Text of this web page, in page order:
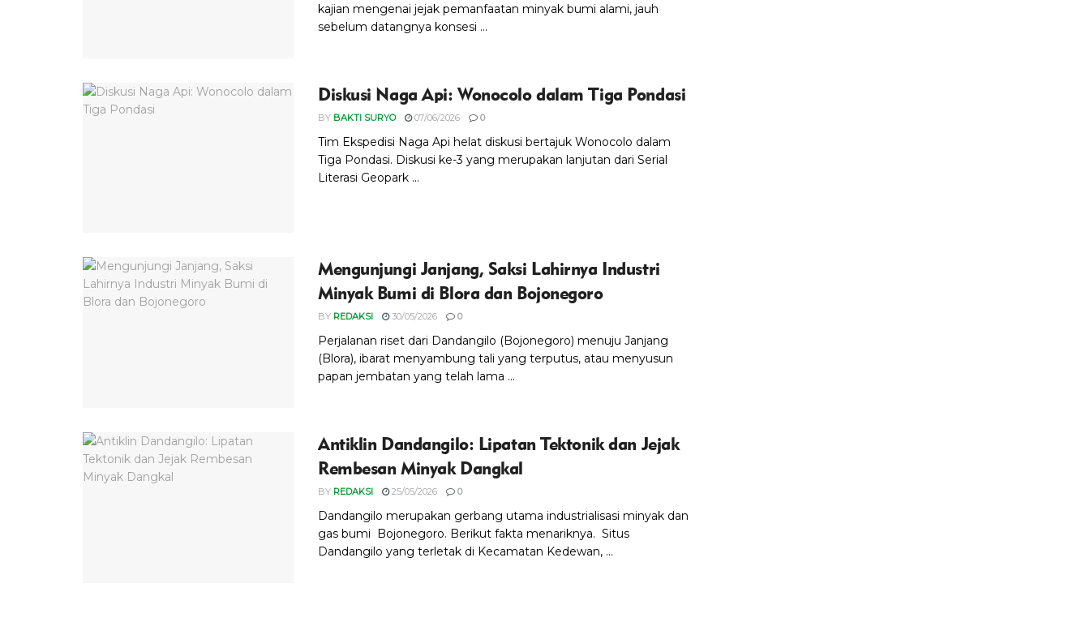
kajian mengenai jejak pemanfaatan minyak bumi alami, jauh
sebelum datangnya konsesi ...
Diskusi Naga Api: Wonocolo dalam Tiga Pondasi
BY BAKTI SURYO 07/06/2026 0
Tim Ekspedisi Naga Api helat diskusi bertajuk Wonocolo dalam
Tiga Pondasi. Diskusi ke-3 yang merupakan lanjutan dari Serial
Literasi Geopark ...
Mengunjungi Janjang, Saksi Lahirnya Industri
Minyak Bumi di Blora dan Bojonegoro
BY REDAKSI 30/05/2026 0
Perjalanan riset dari Dandangilo (Bojonegoro) menuju Janjang
(Blora), ibarat menyambung tali yang terputus, atau menyusun
papan jembatan yang telah lama ...
Antiklin Dandangilo: Lipatan Tektonik dan Jejak
Rembesan Minyak Dangkal
BY REDAKSI 25/05/2026 0
Dandangilo merupakan gerbang utama industrialisasi minyak dan
gas bumi Bojonegoro. Berikut fakta menariknya. Situs
Dandangilo yang terletak di Kecamatan Kedewan, ...